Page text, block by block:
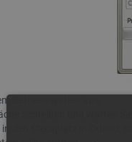
Betriebssystem aus.
Schreiben und warten
den Steckplatz in Odroid,